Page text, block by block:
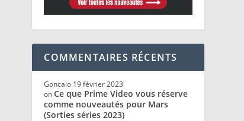
COMMENTAIRES RÉCENTS
Goncalo 19 février 2023
onCe que Prime Video vous réserve
comme nouveautés pour Mars
(Sorties séries 2023)